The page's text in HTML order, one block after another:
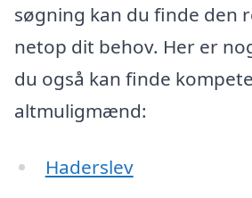
søgning kan du finde den
netop dit behov. Her er
du også kan finde
altmuligmænd:
Haderslev